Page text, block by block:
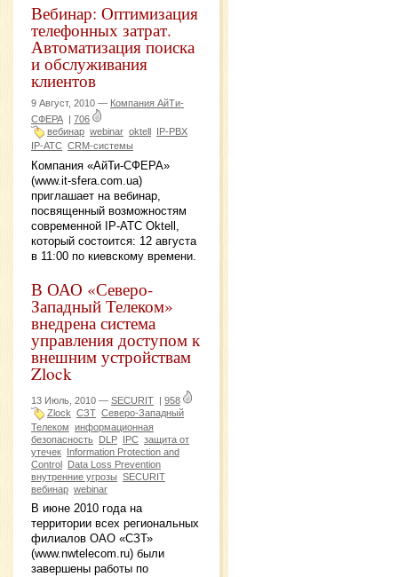
Вебинар: Оптимизация
телефонных затрат.
Автоматизация поиска
и обслуживания
клиентов
9 Август, 2010 — Компания АйТи-
СФЕРА
706
вебинар webinar oktell
IP-PBX
IP-АТС CRM-системы
Компания «АйТи-СФЕРА»
(www.it-sfera.com.ua)
приглашает на вебинар,
посвященный возможностям
современной IP-ATC Oktell,
который состоится: 12 августа
в 11:00 по киевскому времени.
В ОАО «Северо-
Западный Телеком»
внедрена система
управления доступом к
внешним устройствам
Zlock
13 Июль, 2010 — SECURIT | 958
Zlock СЗТ Северо-Западный
Телеком информационная
безопасность DLP IPC защита от
утечек Information Protection and
Control Data Loss Prevention
внутренние угрозы SECURIT
вебинар webinar
В июне 2010 года на
территории всех региональных
филиалов ОАО «СЗТ»
(www.nwtelecom.ru) были
завершены работы по